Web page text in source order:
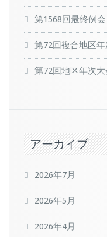
第1568回最終例会
第72回複合地区
第72回地区年次大
アーカイブ
2026年7月
2026年5月
2026年4月